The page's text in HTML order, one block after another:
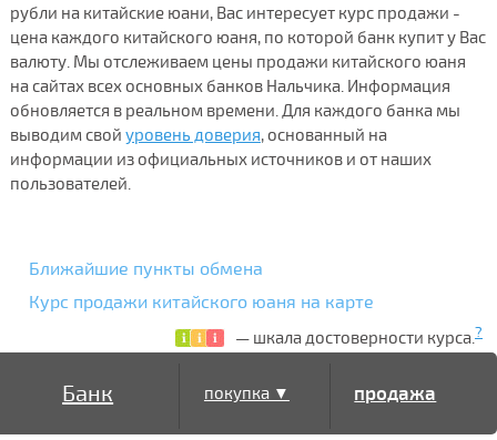
рубли на китайские юани, Вас интересует курс продажи -
цена каждого китайского юаня, по которой банк купит у Вас
валюту. Мы отслеживаем цены продажи китайского юаня
на сайтах всех основных банков Нальчика. Информация
обновляется в реальном времени. Для каждого банка мы
выводим свой уровень доверия, основанный на
информации из официальных источников и от наших
пользователей.
Ближайшие пункты обмена
Курс продажи китайского юаня на карте
— шкала достоверности курса.?
Банк покупка ▼ продажа